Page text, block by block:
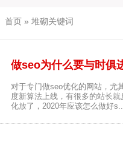
首页 » 堆砌关键词
做seo为什么要与时俱
对于专门做seo优化的网站，尤
度新算法上线，有很多的站长
化放了，2020年应该怎么做好